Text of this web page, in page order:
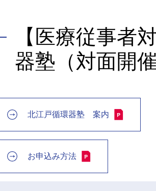
【医療従事者
器塾（対面開催
北江戸循環器塾 案内
お申込み方法